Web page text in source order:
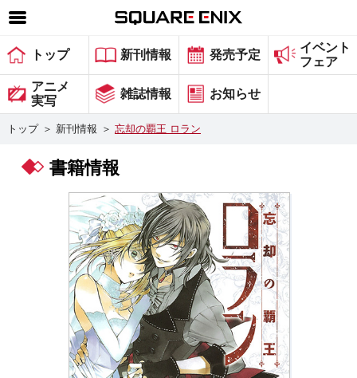
SQUARE ENIX 公式サイトメニュー
ゲーム
マガジン＆ブックス
グッズ
会社情報 採用情報
スクウェア・エニックス サイト内検索
トップ 新刊情報 発売予定
イベント
フェア
アニメ
実写
雑誌情報 お知らせ
トップ ＞ 新刊情報 ＞ 忘却の覇王 ロラン
書籍情報